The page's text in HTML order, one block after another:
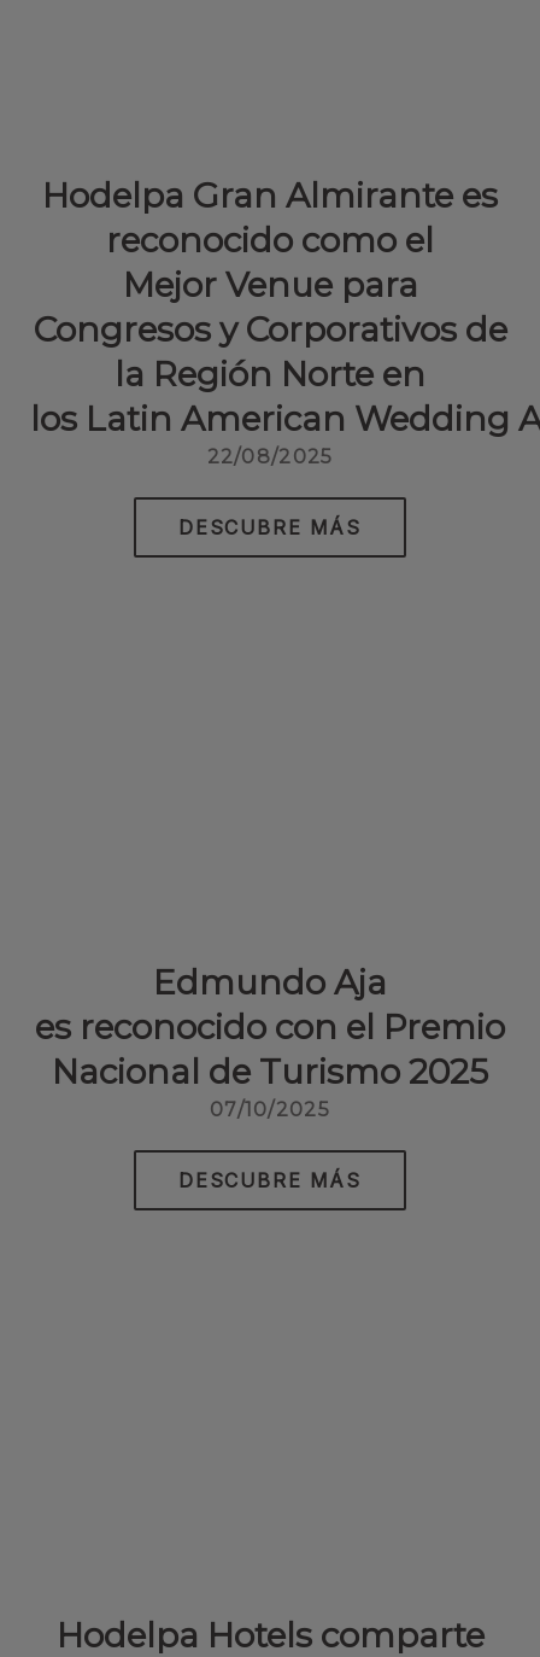
Hodelpa Gran Almirante es
reconocido como el
Mejor Venue para
Congresos y Corporativos de
la Región Norte en
los Latin American Wedding
22/08/2025
DESCUBRE MÁS
Edmundo Aja
es reconocido con el Premio
Nacional de Turismo 2025
07/10/2025
DESCUBRE MÁS
Hodelpa Hotels comparte